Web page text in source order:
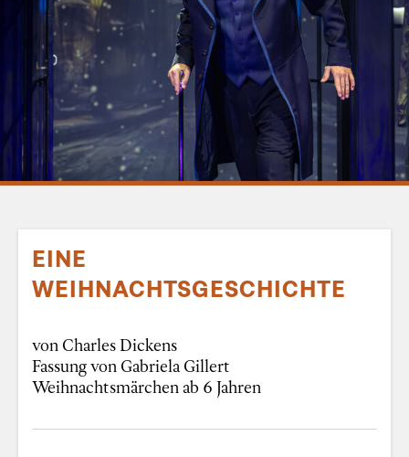
EINE
WEIHNACHTSGESCHICHTE
von Charles Dickens
Fassung von Gabriela Gillert
Weihnachtsmärchen ab 6 Jahren